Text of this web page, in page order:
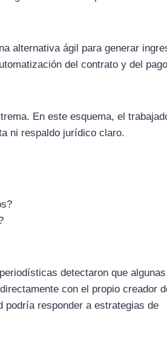
alternativa ágil para generar
del contrato y del
En este esquema, el
ni respaldo jurídico claro.
detectaron que
con el propio creador
podría responder a estrategias de